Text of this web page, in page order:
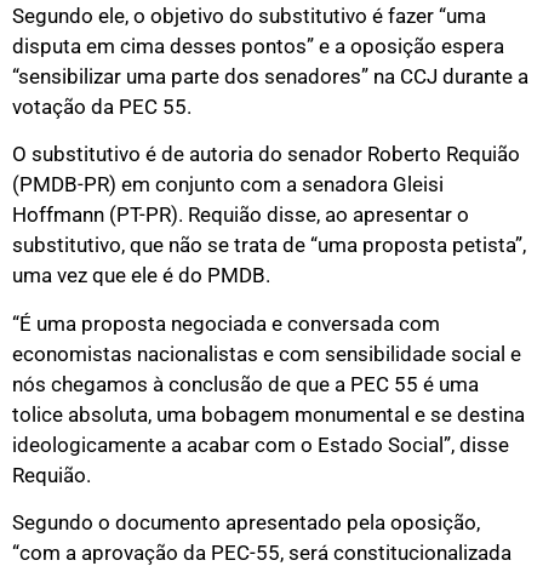
Segundo ele, o objetivo do substitutivo é fazer “uma
disputa em cima desses pontos” e a oposição espera
“sensibilizar uma parte dos senadores” na CCJ durante a
votação da PEC 55.
O substitutivo é de autoria do senador Roberto Requião
(PMDB-PR) em conjunto com a senadora Gleisi
Hoffmann (PT-PR). Requião disse, ao apresentar o
substitutivo, que não se trata de “uma proposta petista”,
uma vez que ele é do PMDB.
“É uma proposta negociada e conversada com
economistas nacionalistas e com sensibilidade social e
nós chegamos à conclusão de que a PEC 55 é uma
tolice absoluta, uma bobagem monumental e se destina
ideologicamente a acabar com o Estado Social”, disse
Requião.
Segundo o documento apresentado pela oposição,
“com a aprovação da PEC-55, será constitucionalizada